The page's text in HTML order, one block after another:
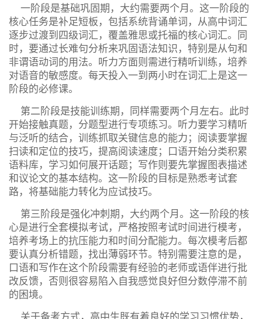
一阶段是基础巩固期，大约需要两个月。这一阶段的
核心任务是补足短板，包括系统背诵单词，从高中词汇
逐步过渡到四级词汇，覆盖雅思或托福的核心词汇。同
时，要通过长难句分析来巩固语法知识，特别是从句和
非谓语动词的用法。听力方面则需进行精听训练，培养
对语音的敏感度。每天投入一到两小时在词汇上是这一
阶段的必修课。
第二阶段是技能训练期，同样需要两个月左右。此时
开始接触真题，分题型进行专项练习。听力要学习精听
与泛听的结合，训练抓取关键信息的能力；阅读要掌握
扫读和定位的技巧，提高阅读速度；口语开始分类积累
语料库，学习如何展开话题；写作则要先掌握图表描述
和议论文的基本结构。这一阶段的目标是熟悉考试套
路，将基础能力转化为应试技巧。
第三阶段是强化冲刺期，大约两个月。这一阶段的核
心是进行全套模拟考试，严格按照考试时间进行模考，
培养考场上的抗压能力和时间分配能力。每次模考后都
要认真分析错题，找出薄弱环节。特别需要注意的是，
口语和写作在这个阶段需要有经验的老师或语伴进行批
改反馈，否则很容易陷入自我感觉良好但分数停滞不前
的困境。
关于备考方式，高中生既有着良好的学习习惯优势，